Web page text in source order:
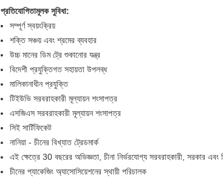
প্রতিযোগিতামূলক সুবিধা:
সম্পূর্ণ স্বয়ংক্রিয়
শক্তি সঞ্চয় এবং শ্রমের ব্যবহার
উচ্চ মানের ডিম ট্রে শুকানোর যন্ত্র
বিদেশী প্রযুক্তিগত সহায়তা উপলব্ধ
মালিকানাধীন প্রযুক্তি
টিইউভি সরবরাহকারী মূল্যায়ন শংসাপত্র
এসজিএস সরবরাহকারী মূল্যায়ন শংসাপত্র
সিই সার্টিফিকেট
নানিয়া - চীনের বিখ্যাত ট্রেডমার্ক
এই ক্ষেত্রে 30 বছরের অভিজ্ঞতা, চীনা নির্ভরযোগ্য সরবরাহকারী, সরকার এবং
চীনের প্যাকেজিং অ্যাসোসিয়েশনের স্থায়ী পরিচালক